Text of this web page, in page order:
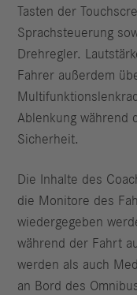
Tasten der
Sprachsteuerung
Drehregler.
Fahrer außerdem
Ablenkung während
Sicherheit.
Die Inhalte des
die Monitore des
wiedergegeben
während der Fahrt
werden als auch
an Bord des